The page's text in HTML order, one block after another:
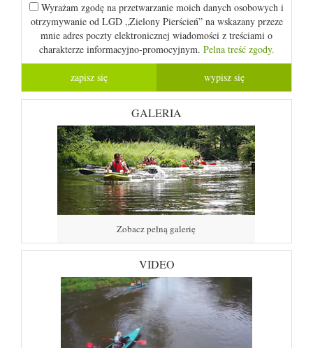
Wyrażam zgodę na przetwarzanie moich danych osobowych i
otrzymywanie od LGD „Zielony Pierścień” na wskazany przeze
mnie adres poczty elektronicznej wiadomości z treściami o
charakterze informacyjno-promocyjnym. Pelna treść zgody.
GALERIA
Zobacz pełną galerię
VIDEO